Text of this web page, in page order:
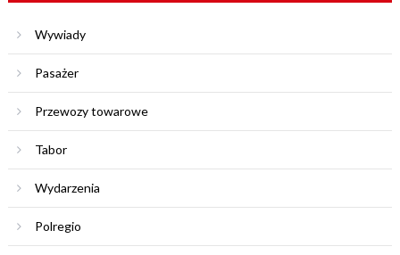
Wywiady
Pasażer
Przewozy towarowe
Tabor
Wydarzenia
Polregio